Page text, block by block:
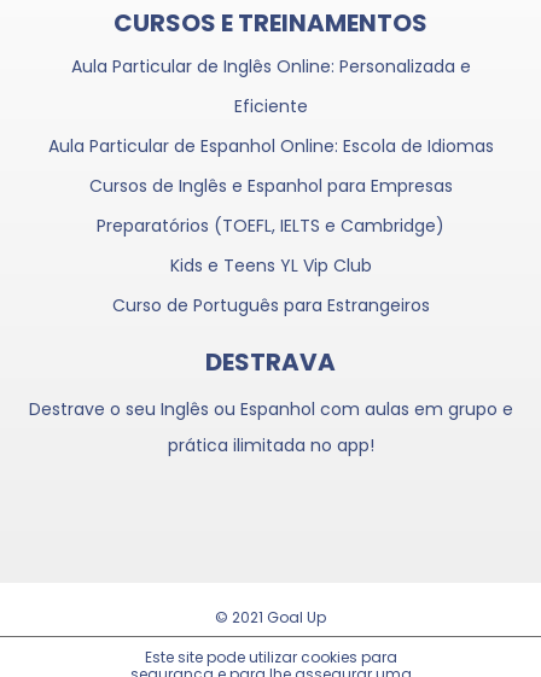
CURSOS E TREINAMENTOS
Aula Particular de Inglês Online: Personalizada e
Eficiente
Aula Particular de Espanhol Online: Escola de Idiomas
Cursos de Inglês e Espanhol para Empresas
Preparatórios (TOEFL, IELTS e Cambridge)
Kids e Teens YL Vip Club
Curso de Português para Estrangeiros
DESTRAVA
Destrave o seu Inglês ou Espanhol com aulas em grupo e
prática ilimitada no app!
© 2021 Goal Up
Trabalhe Conosco
Este site pode utilizar cookies para